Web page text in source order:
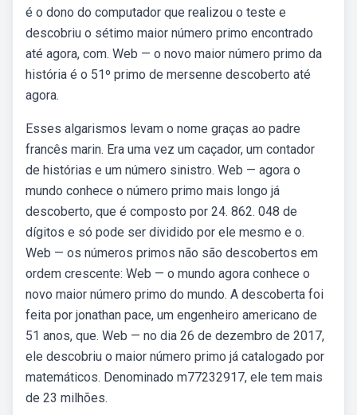
é o dono do computador que realizou o teste e
descobriu o sétimo maior número primo encontrado
até agora, com. Web — o novo maior número primo da
história é o 51º primo de mersenne descoberto até
agora.
Esses algarismos levam o nome graças ao padre
francês marin. Era uma vez um caçador, um contador
de histórias e um número sinistro. Web — agora o
mundo conhece o número primo mais longo já
descoberto, que é composto por 24. 862. 048 de
dígitos e só pode ser dividido por ele mesmo e o.
Web — os números primos não são descobertos em
ordem crescente: Web — o mundo agora conhece o
novo maior número primo do mundo. A descoberta foi
feita por jonathan pace, um engenheiro americano de
51 anos, que. Web — no dia 26 de dezembro de 2017,
ele descobriu o maior número primo já catalogado por
matemáticos. Denominado m77232917, ele tem mais
de 23 milhões.